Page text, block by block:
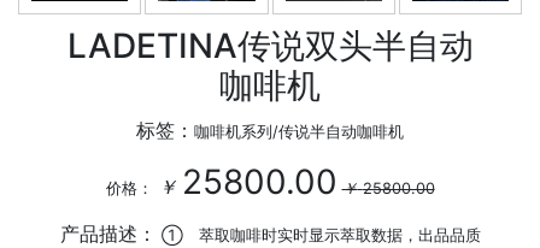
LADETINA传说双头半自动
咖啡机
标签： 咖啡机系列/传说半自动咖啡机
价格： ￥ 25800.00 ￥ 25800.00
产品描述：
① 萃取咖啡时实时显示萃取数据，出品品质